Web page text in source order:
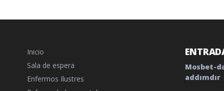
Inicio
Sala de espera
Enfermos Ilustres
Mosbet-
addımdır